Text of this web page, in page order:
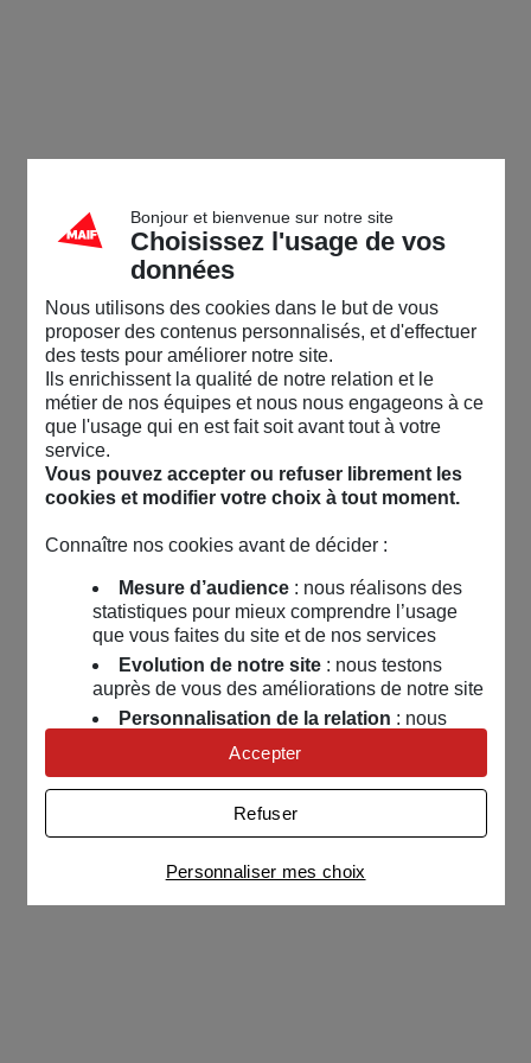
Bonjour et bienvenue sur notre site
Choisissez l'usage de vos
données
Nous utilisons des cookies dans le but de vous
proposer des contenus personnalisés, et d'effectuer
des tests pour améliorer notre site.
Ils enrichissent la qualité de notre relation et le
métier de nos équipes et nous nous engageons à ce
que l'usage qui en est fait soit avant tout à votre
service.
Vous pouvez accepter ou refuser librement les
cookies et modifier votre choix à tout moment.
Connaître nos cookies avant de décider :
Mesure d’audience: nous réalisons des
statistiques pour mieux comprendre l’usage
que vous faites du site et de nos services
Evolution de notre site: nous testons
auprès de vous des améliorations de notre site
Personnalisation de la relation : nous
nous servons de cookies pour adapter nos
contenus et personnaliser nos offres
Univers publicitaire: nous utilisons avec
nos partenaires des cookies pour afficher des
publicités personnalisées
Connaître notre politique cookies et la liste de nos
partenaires
Personnaliser mes choix
Refuser
Accepter